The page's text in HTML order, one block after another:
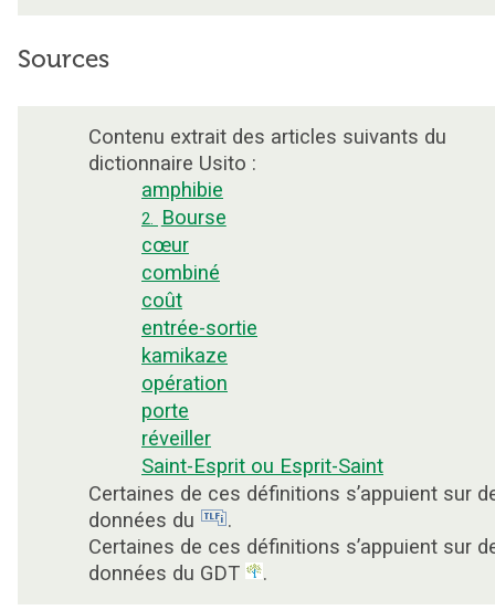
Sources
Contenu extrait des articles suivants du
dictionnaire Usito :
amphibie
2. Bourse
cœur
combiné
coût
entrée-sortie
kamikaze
opération
porte
réveiller
Saint-Esprit ou Esprit-Saint
Certaines de ces définitions s’appuient sur
données du
.
Certaines de ces définitions s’appuient sur
données du GDT
.